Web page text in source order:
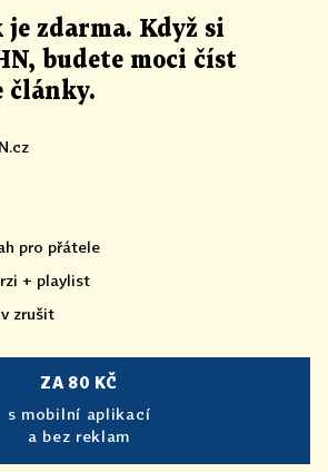
je zdarma. Když si
budete moci číst
články.
pro přátele
+ playlist
zrušit
ZA 80 KČ
s mobilní aplikací
a bez reklam